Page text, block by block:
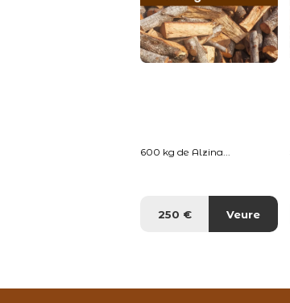
600 kg de Alzina...
250 € Veure